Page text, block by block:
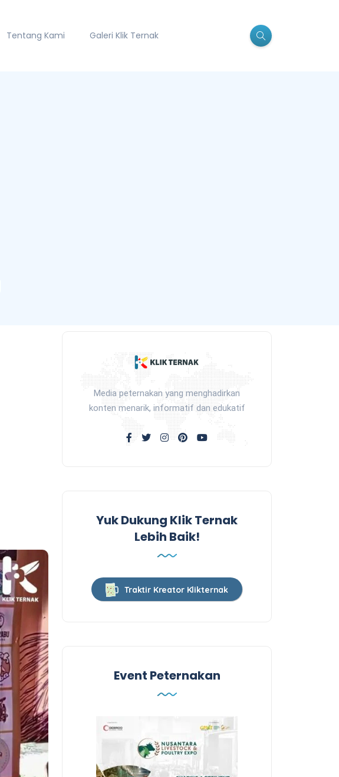
Tentang Kami Galeri Klik Ternak
Media peternakan yang menghadirkan
konten menarik, informatif dan edukatif
Yuk Dukung Klik Ternak
Lebih Baik!
Traktir Kreator Klikternak
Event Peternakan